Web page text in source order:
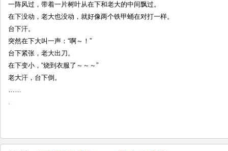
一阵风过，带着一片树叶从在下和老大的中间飘过。
在下没动，老大也没动，就好像两个铁甲蛹在对打一样。
台下汗。
突然在下大叫一声：“啊～！”
台下紧张，老大出刀。
在下变小，“烧到衣服了～～～”
老大汗，台下倒。
……
.